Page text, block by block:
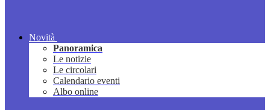
Novità
Panoramica
Le notizie
Le circolari
Calendario eventi
Albo online